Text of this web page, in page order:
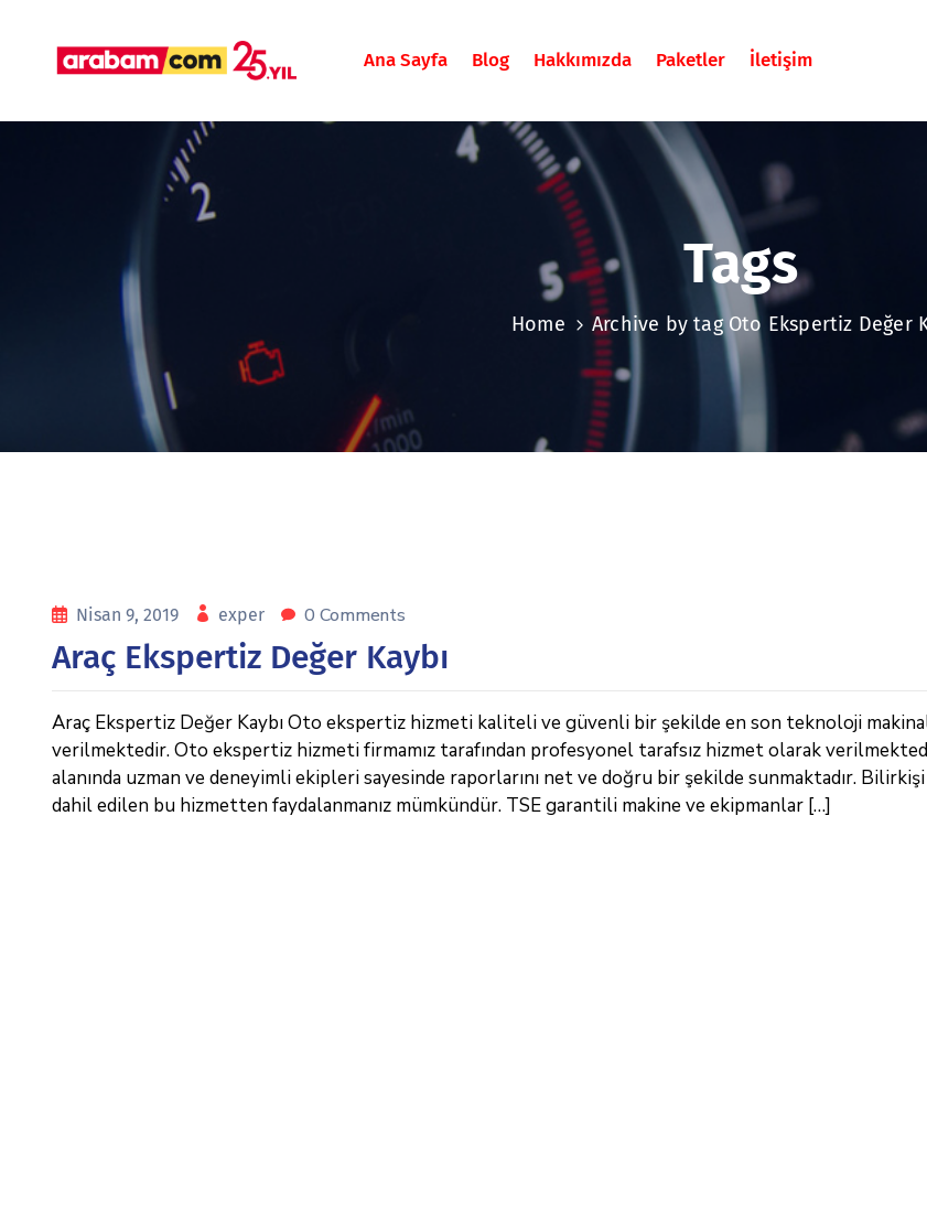
Ana Sayfa Blog Hakkımızda Paketler İletişim
Tags
Home Archive by tag Oto Ekspertiz Değer
Nisan 9, 2019 exper 0 Comments
Araç Ekspertiz Değer Kaybı
Araç Ekspertiz Değer Kaybı Oto ekspertiz hizmeti kaliteli ve güvenli bir şekilde en son teknoloji
verilmektedir. Oto ekspertiz hizmeti firmamız tarafından profesyonel tarafsız hizmet olarak
alanında uzman ve deneyimli ekipleri sayesinde raporlarını net ve doğru bir şekilde sunmaktadır.
dahil edilen bu hizmetten faydalanmanız mümkündür. TSE garantili makine ve ekipmanlar […]